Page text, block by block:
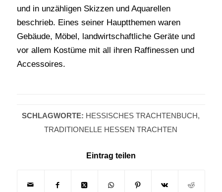
und in unzähligen Skizzen und Aquarellen
beschrieb. Eines seiner Hauptthemen waren
Gebäude, Möbel, landwirtschaftliche Geräte und
vor allem Kostüme mit all ihren Raffinessen und
Accessoires.
SCHLAGWORTE: HESSISCHES TRACHTENBUCH,
TRADITIONELLE HESSEN TRACHTEN
Eintrag teilen